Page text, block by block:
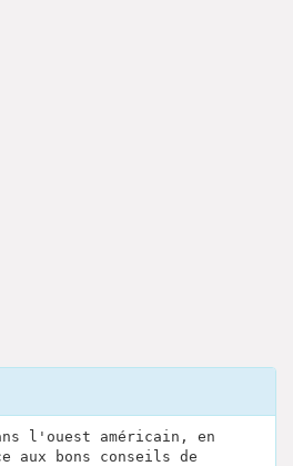
l'ouest américain, en
aux bons conseils de